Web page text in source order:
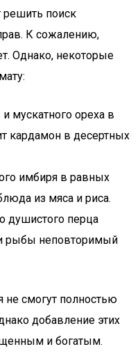
поиск
К сожалению,
Однако, некоторые
мускатного ореха в
кардамон в десертных
имбиря в равных
из мяса и риса.
душистого перца
рыбы неповторимый
смогут полностью
добавление этих
и богатым.